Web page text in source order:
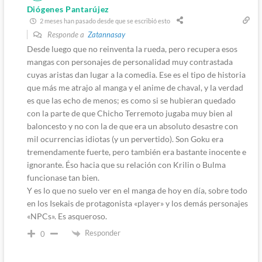
Diógenes Pantarújez
2 meses han pasado desde que se escribió esto
Responde a Zatannasay
Desde luego que no reinventa la rueda, pero recupera esos
mangas con personajes de personalidad muy contrastada
cuyas aristas dan lugar a la comedia. Ese es el tipo de historia
que más me atrajo al manga y el anime de chaval, y la verdad
es que las echo de menos; es como si se hubieran quedado
con la parte de que Chicho Terremoto jugaba muy bien al
baloncesto y no con la de que era un absoluto desastre con
mil ocurrencias idiotas (y un pervertido). Son Goku era
tremendamente fuerte, pero también era bastante inocente e
ignorante. Éso hacia que su relación con Krilin o Bulma
funcionase tan bien.
Y es lo que no suelo ver en el manga de hoy en día, sobre todo
en los Isekais de protagonista «player» y los demás personajes
«NPCs». Es asqueroso.
0 Responder